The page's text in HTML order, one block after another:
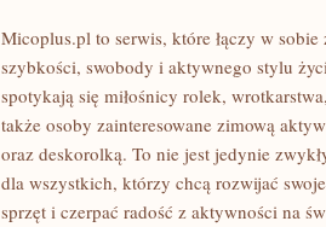
Micoplus.pl to serwis, które łączy w
szybkości, swobody i aktywnego stylu
spotykają się miłośnicy rolek,
także osoby zainteresowane zimową
oraz deskorolką. To nie jest jedynie
dla wszystkich, którzy chcą rozwijać
sprzęt i czerpać radość z aktywności na